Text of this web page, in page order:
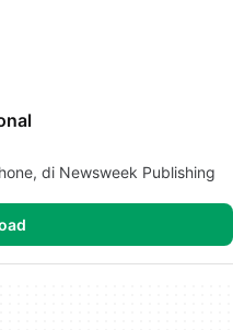
di Newsweek Publishing